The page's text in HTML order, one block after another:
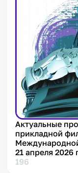
Актуальные
прикладной
21 апреля 2026
196